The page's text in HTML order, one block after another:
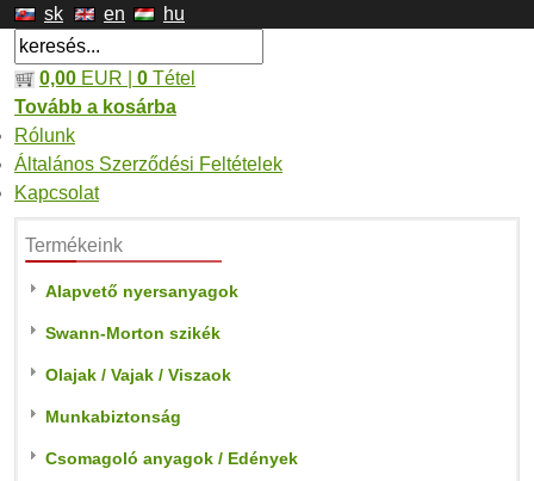
sk en hu
0,00 EUR | 0 Tétel
Tovább a kosárba
Rólunk
Általános Szerződési Feltételek
Kapcsolat
Termékeink
Alapvető nyersanyagok
Swann-Morton szikék
Olajak / Vajak / Viszaok
Munkabiztonság
Csomagoló anyagok / Edények